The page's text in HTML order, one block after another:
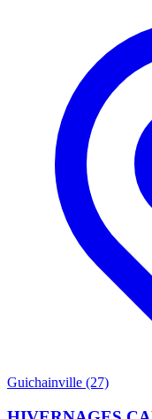
Guichainville (27)